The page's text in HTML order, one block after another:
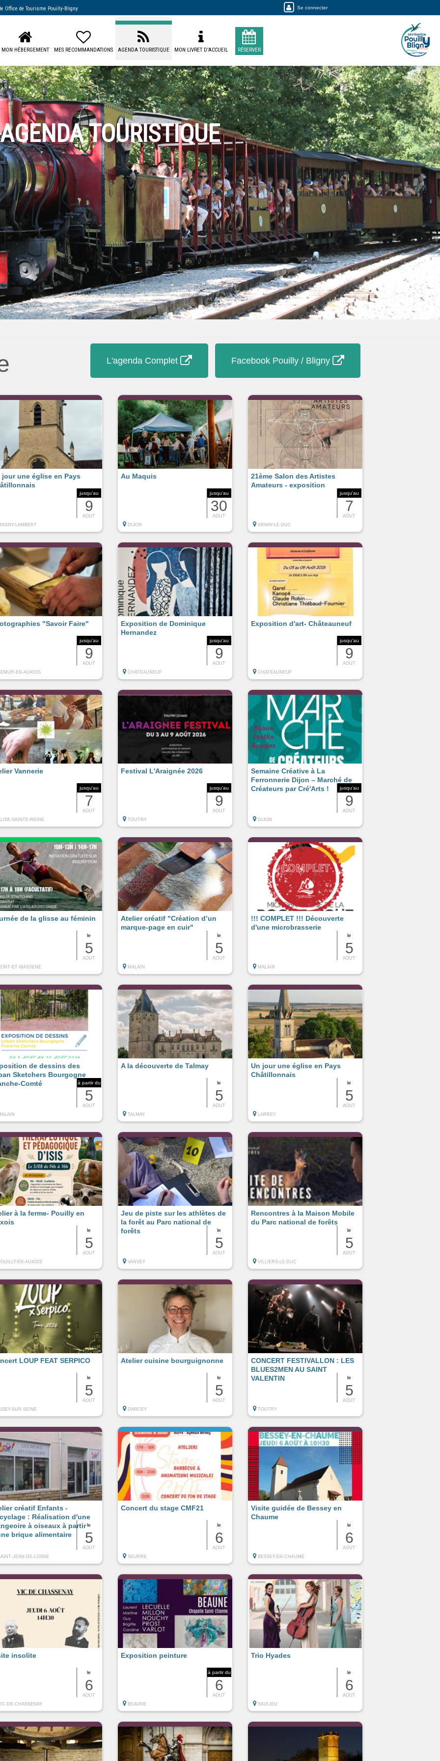
Office de Tourisme Pouilly-Bligny Se connecter
MON HÉBERGEMENT MES RECOMMANDATIONS AGENDA TOURISTIQUE MON LIVRET D'ACCUEIL RÉSERVER
AGENDA TOURISTIQUE
L'agenda Complet Facebook Pouilly / Bligny
jusqu'au
9
AOUT
jour une église en Pays
LAMBERT
jusqu'au
30
AOUT
Au Maquis
DIJON
jusqu'au
7
AOUT
21ème Salon des Artistes
Amateurs - exposition
ARNAY-LE-DUC
jusqu'au
9
AOUT
"Savoir Faire"
EN-AUXOIS
jusqu'au
9
AOUT
Exposition de Dominique
Hernandez
CHATEAUNEUF
jusqu'au
9
AOUT
Exposition d'art- Châteauneuf
CHATEAUNEUF
jusqu'au
7
AOUT
Vannerie
SAINTE-REINE
jusqu'au
9
AOUT
Festival L'Araignée 2026
TOUTRY
jusqu'au
9
AOUT
Semaine Créative à La
Ferronnerie Dijon – Marché de
Créateurs par Cré'Arts !
DIJON
le
5
AOUT
de la glisse au féminin
ET-MASSENE
le
5
AOUT
Atelier créatif "Création d’un
marque-page en cuir"
MALAIN
le
5
AOUT
!!! COMPLET !!! Découverte
d'une microbrasserie
MALAIN
à partir du
5
AOUT
de dessins des
Sketchers Bourgogne
Comté
le
5
AOUT
A la découverte de Talmay
TALMAY
le
5
AOUT
Un jour une église en Pays
Châtillonnais
LARREY
le
5
AOUT
à la ferme- Pouilly en
EN-AUXOIS
le
5
AOUT
Jeu de piste sur les athlètes de
la forêt au Parc national de
forêts
VANVEY
le
5
AOUT
Rencontres à la Maison Mobile
du Parc national de forêts
VILLIERS-LE-DUC
le
5
AOUT
LOUP FEAT SERPICO
SUR-SEINE
le
5
AOUT
Atelier cuisine bourguignonne
DARCEY
le
5
AOUT
CONCERT FESTIVALLON : LES
BLUES2MEN AU SAINT
VALENTIN
TOUTRY
le
5
AOUT
créatif Enfants -
: Réalisation d'une
à oiseaux à partir
brique alimentaire
JEAN-DE-LOSNE
le
6
AOUT
Concert du stage CMF21
SEURRE
le
6
AOUT
Visite guidée de Bessey en
Chaume
BESSEY-EN-CHAUME
le
6
AOUT
insolite
DE-CHASSENAY
à partir du
6
AOUT
Exposition peinture
BEAUNE
le
6
AOUT
Trio Hyades
SAULIEU